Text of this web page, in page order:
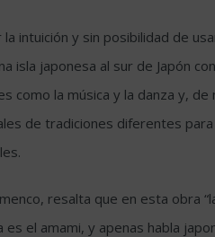
y sin posibilidad de
isla japonesa al sur de Japón
la música y la danza y,
de tradiciones diferentes
resalta que en esta obra
el amami, y apenas habla